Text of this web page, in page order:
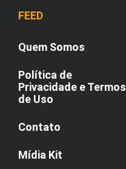
FEED
Quem Somos
Política de
Privacidade e Termos
de Uso
Contato
Mídia Kit